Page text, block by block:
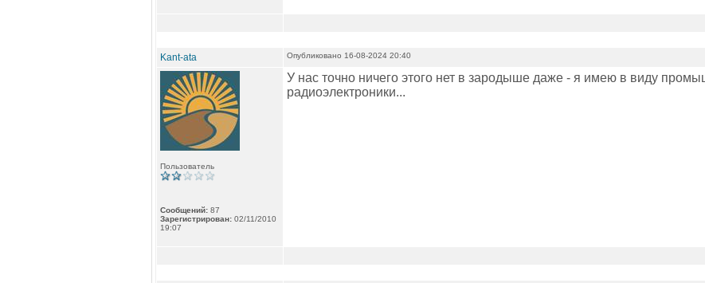
Kant-ata Опубликовано 16-08-2024 20:40
Пользователь
Сообщений: 87
Зарегистрирован: 02/11/2010
19:07
У нас точно ничего этого нет в зародыше даже - я имею в виду
радиоэлектроники...